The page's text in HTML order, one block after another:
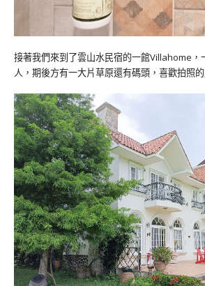
接著我們來到了雲山水民宿的一館Villahome，
人，期後方有一大片草原還有碼頭，喜歡拍照